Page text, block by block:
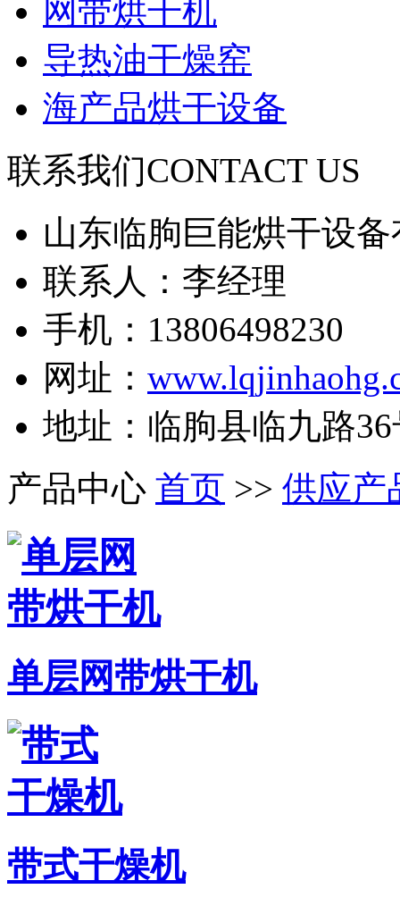
网带烘干机
导热油干燥窑
海产品烘干设备
联系我们CONTACT US
山东临朐巨能烘干设
联系人：李经理
手机：13806498230
网址：
地址：临朐县临九路36
产品中心 首页 >> 供应产
单层网带烘干机
带式干燥机